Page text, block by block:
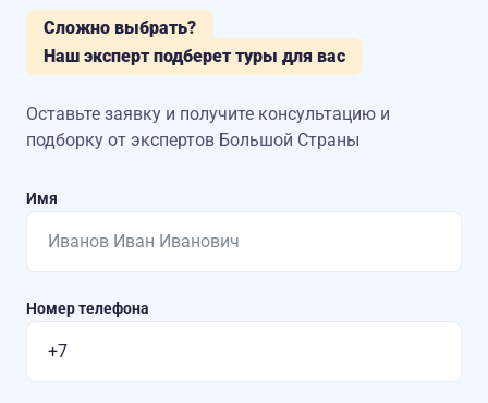
Сложно выбрать?
Наш эксперт подберет туры для вас
Оставьте заявку и получите консультацию и
подборку от экспертов Большой Страны
Имя
Номер телефона